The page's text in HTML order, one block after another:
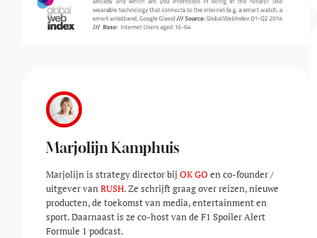
Marjolijn Kamphuis
Marjolijn is strategy director bij OK GO en co-founder /
uitgever vanRUSH. Ze schrijft graag over reizen, nieuwe
producten, de toekomst van media, entertainment en
sport. Daarnaast is ze co-host van de F1 Spoiler Alert
Formule 1 podcast.